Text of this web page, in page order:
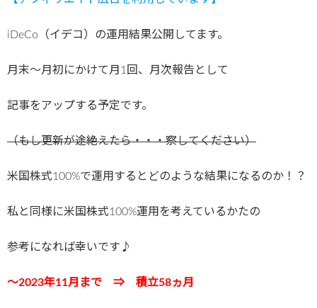
iDeCo（イデコ）の運用結果公開してます。
月末～月初にかけて月1回、月次報告として
記事をアップする予定です。
（もし更新が途絶えたら・・・察してください）
米国株式100%で運用するとどのような結果になるのか！？
私と同様に米国株式100%運用を考えているかたの
参考になれば幸いです♪
～2023年11月まで ⇒ 積立58ヵ月